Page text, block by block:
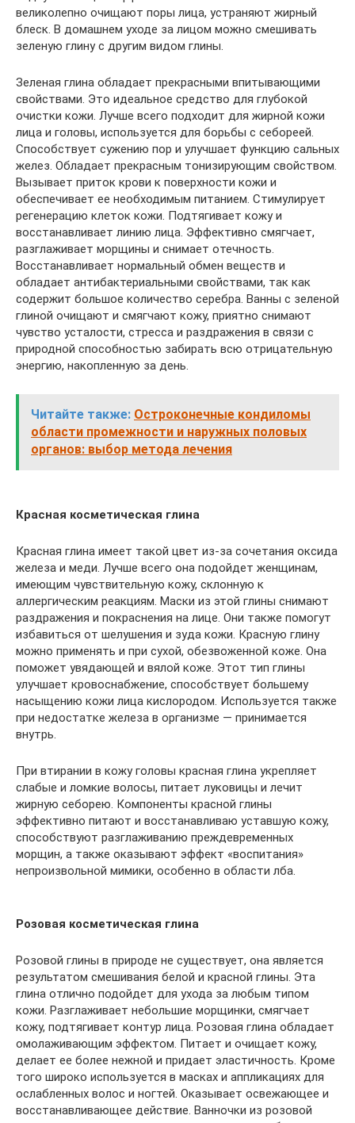
великолепно очищают поры лица, устраняют жирный
блеск. В домашнем уходе за лицом можно смешивать
зеленую глину с другим видом глины.
Зеленая глина обладает прекрасными впитывающими
свойствами. Это идеальное средство для глубокой
очистки кожи. Лучше всего подходит для жирной кожи
лица и головы, используется для борьбы с себореей.
Способствует сужению пор и улучшает функцию сальных
желез. Обладает прекрасным тонизирующим свойством.
Вызывает приток крови к поверхности кожи и
обеспечивает ее необходимым питанием. Стимулирует
регенерацию клеток кожи. Подтягивает кожу и
восстанавливает линию лица. Эффективно смягчает,
разглаживает морщины и снимает отечность.
Восстанавливает нормальный обмен веществ и
обладает антибактериальными свойствами, так как
содержит большое количество серебра. Ванны с зеленой
глиной очищают и смягчают кожу, приятно снимают
чувство усталости, стресса и раздражения в связи с
природной способностью забирать всю отрицательную
энергию, накопленную за день.
Читайте также: Остроконечные кондиломы
области промежности и наружных половых
органов: выбор метода лечения
Красная косметическая глина
Красная глина имеет такой цвет из-за сочетания оксида
железа и меди. Лучше всего она подойдет женщинам,
имеющим чувствительную кожу, склонную к
аллергическим реакциям. Маски из этой глины снимают
раздражения и покраснения на лице. Они также помогут
избавиться от шелушения и зуда кожи. Красную глину
можно применять и при сухой, обезвоженной коже. Она
поможет увядающей и вялой коже. Этот тип глины
улучшает кровоснабжение, способствует большему
насыщению кожи лица кислородом. Используется также
при недостатке железа в организме — принимается
внутрь.
При втирании в кожу головы красная глина укрепляет
слабые и ломкие волосы, питает луковицы и лечит
жирную себорею. Компоненты красной глины
эффективно питают и восстанавливаю уставшую кожу,
способствуют разглаживанию преждевременных
морщин, а также оказывают эффект «воспитания»
непроизвольной мимики, особенно в области лба.
Розовая косметическая глина
Розовой глины в природе не существует, она является
результатом смешивания белой и красной глины. Эта
глина отлично подойдет для ухода за любым типом
кожи. Разглаживает небольшие морщинки, смягчает
кожу, подтягивает контур лица. Розовая глина обладает
омолаживающим эффектом. Питает и очищает кожу,
делает ее более нежной и придает эластичность. Кроме
того широко используется в масках и аппликациях для
ослабленных волос и ногтей. Оказывает освежающее и
восстанавливающее действие. Ванночки из розовой